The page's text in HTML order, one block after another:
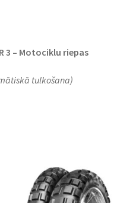
3 – Motociklu riepas
tulkošana)